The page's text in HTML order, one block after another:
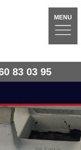
MENU
83 03 95